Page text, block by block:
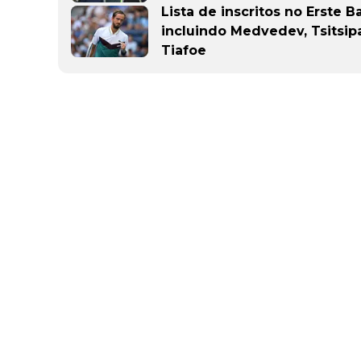
Lista de inscritos no Erste
incluindo Medvedev,
Tiafoe